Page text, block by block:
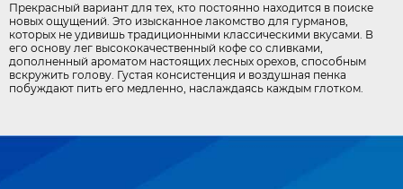
Прекрасный вариант для тех, кто постоянно находится в поиске
новых ощущений. Это изысканное лакомство для гурманов,
которых не удивишь традиционными классическими вкусами. В
его основу лег высококачественный кофе со сливками,
дополненный ароматом настоящих лесных орехов, способным
вскружить голову. Густая консистенция и воздушная пенка
побуждают пить его медленно, наслаждаясь каждым глотком.